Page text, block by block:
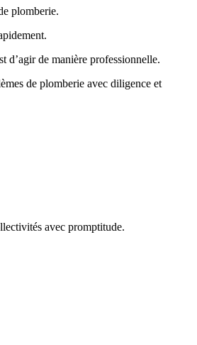
plomberie.
d’agir de manière professionnelle.
de plomberie avec diligence et
avec promptitude.